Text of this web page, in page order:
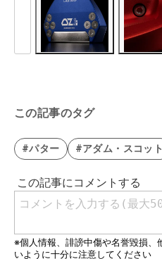
この記事のタグ
#パター #アダム・スコット